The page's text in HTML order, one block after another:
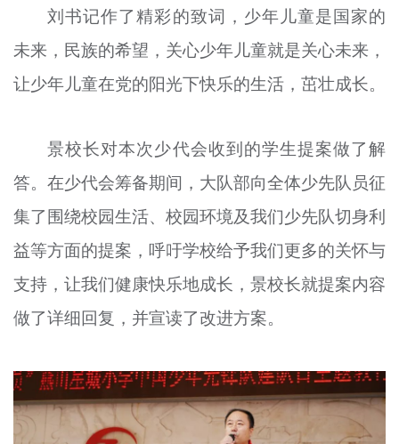
刘书记作了精彩的致词，少年儿童是国家的
未来，民族的希望，关心少年儿童就是关心未来，
让少年儿童在党的阳光下快乐的生活，茁壮成长。
景校长对本次少代会收到的学生提案做了解
答。在少代会筹备期间，大队部向全体少先队员征
集了围绕校园生活、校园环境及我们少先队切身利
益等方面的提案，呼吁学校给予我们更多的关怀与
支持，让我们健康快乐地成长，景校长就提案内容
做了详细回复，并宣读了改进方案。